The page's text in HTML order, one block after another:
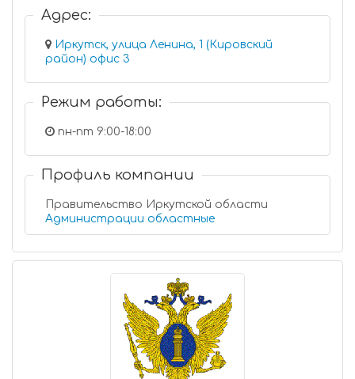
Адрес:
Иркутск, улица Ленина, 1 (Кировский
район) офис 3
Режим работы:
пн-пт 9:00-18:00
Профиль компании
Правительство Иркутской области
Администрации областные